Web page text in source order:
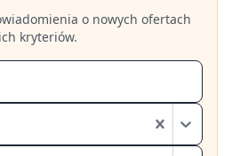
o nowych ofertach
kryteriów.